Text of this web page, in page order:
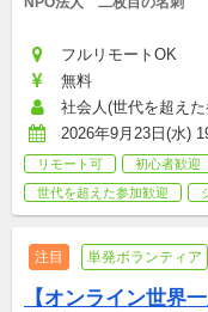
フルリモートOK
無料
社会人(世代を超え
2026年9月23日(水)
リモート可 初心者歓迎
世代を超えた参加歓迎
注目 単発ボランティア
【オンライン世界